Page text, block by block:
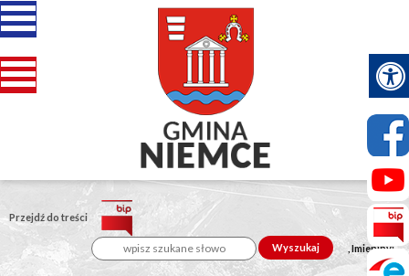
Przejdź do treści
, Imieniny:
Wyszukaj